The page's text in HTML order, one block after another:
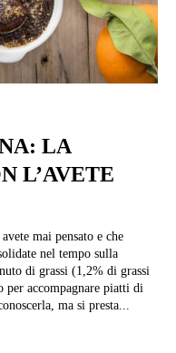
LA
L’AVETE
mai pensato e che
nel tempo sulla
di grassi (1,2% di grassi
accompagnare piatti di
ma si presta...